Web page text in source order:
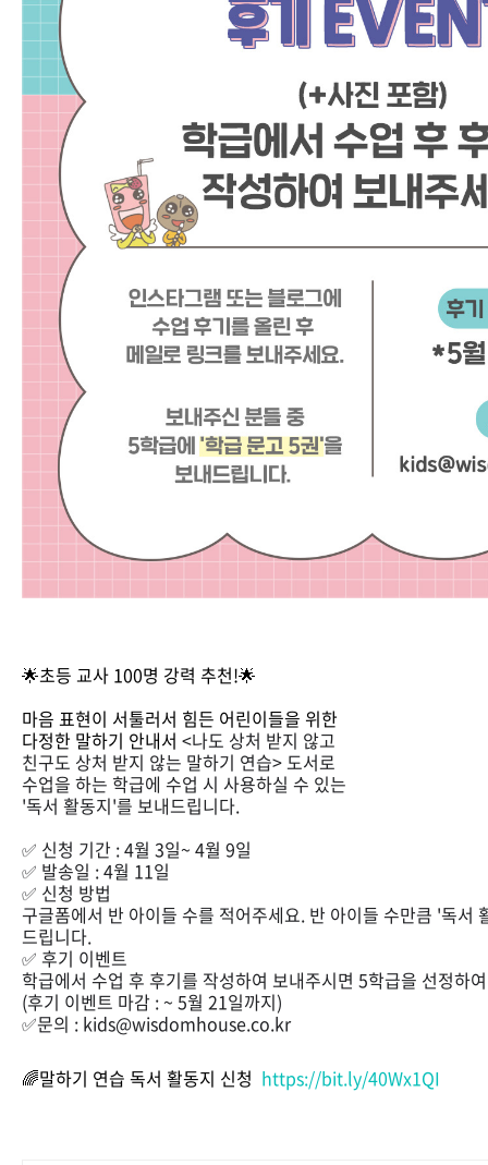
🌟초등 교사 100명 강력 추천!🌟
마음 표현이 서툴러서 힘든 어린이들을 위한
다정한 말하기 안내서 <나도 상처 받지 않고
친구도 상처 받지 않는 말하기 연습> 도서로
수업을 하는 학급에 수업 시 사용하실 수 있는
'독서 활동지'를 보내드립니다.
✅ 신청 기간 : 4월 3일~ 4월 9일
✅ 발송일 : 4월 11일
✅ 신청 방법
구글폼에서 반 아이들 수를 적어주세요. 반 아이들 수만큼 '독서
드립니다.
✅ 후기 이벤트
학급에서 수업 후 후기를 작성하여 보내주시면 5학급을 선정하
(후기 이벤트 마감 : ~ 5월 21일까지)
✅문의 : kids@wisdomhouse.co.kr
🌈말하기 연습 독서 활동지 신청 https://bit.ly/40Wx1QI